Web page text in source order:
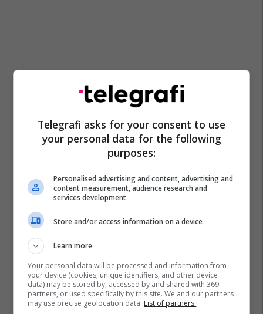
Shba
Telegrafi asks for your consent to use
your personal data for the following
purposes:
Personalised advertising and content, advertising and
content measurement, audience research and
services development
Store and/or access information on a device
Learn more
Your personal data will be processed and information from
your device (cookies, unique identifiers, and other device
data) may be stored by, accessed by and shared with 369
partners, or used specifically by this site. We and our partners
may use precise geolocation data. List of partners.